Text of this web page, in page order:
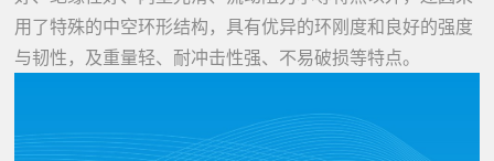
用了特殊的中空环形结构，具有优异的环刚度和良好的强度
与韧性，及重量轻、耐冲击性强、不易破损等特点。